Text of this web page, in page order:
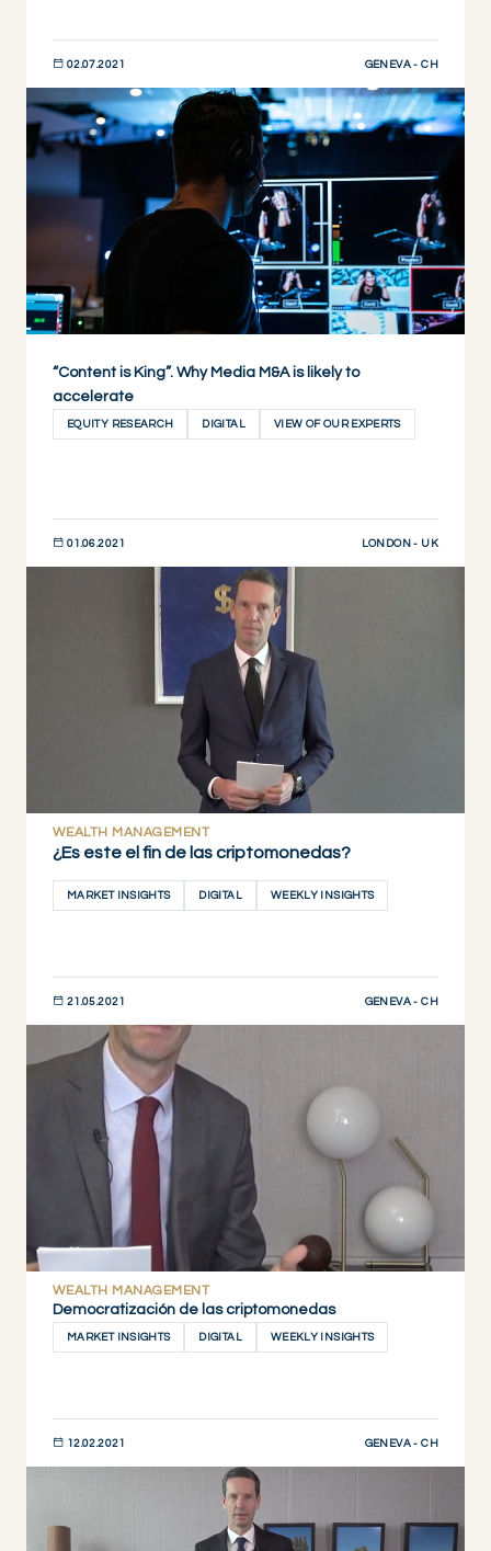
02.07.2021 GENEVA - CH
DESCUBRIR AHORA
“Content is King”. Why Media M&A is likely to
accelerate
EQUITY RESEARCH DIGITAL VIEW OF OUR EXPERTS
01.06.2021 LONDON - UK
DESCUBRIR AHORA
WEALTH MANAGEMENT
¿Es este el fin de las criptomonedas?
MARKET INSIGHTS DIGITAL WEEKLY INSIGHTS
21.05.2021 GENEVA - CH
DESCUBRIR AHORA
WEALTH MANAGEMENT
Democratización de las criptomonedas
MARKET INSIGHTS DIGITAL WEEKLY INSIGHTS
12.02.2021 GENEVA - CH